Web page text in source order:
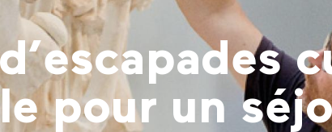
pour un